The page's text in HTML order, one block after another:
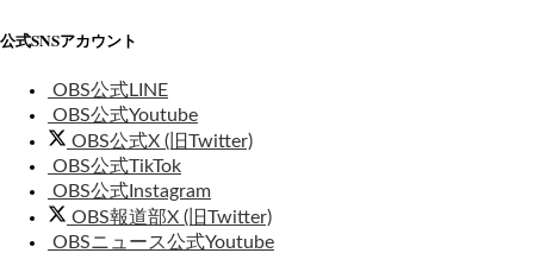
公式SNSアカウント
OBS公式LINE
OBS公式Youtube
OBS公式X (旧Twitter)
OBS公式TikTok
OBS公式Instagram
OBS報道部X (旧Twitter)
OBSニュース公式Youtube